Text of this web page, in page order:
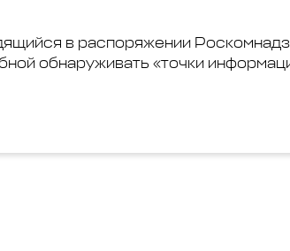
в распоряжении
обнаруживать «точки